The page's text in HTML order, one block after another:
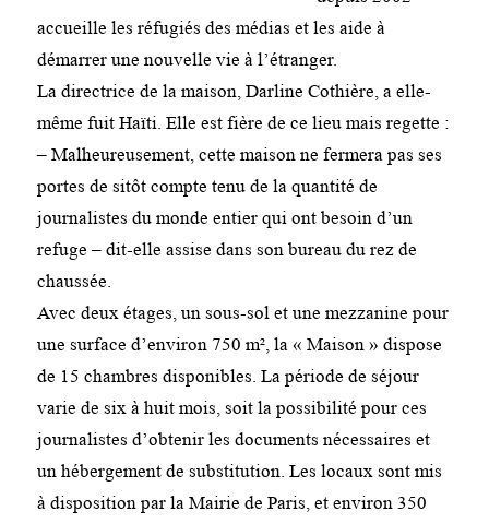
accueille les réfugiés des médias et les aide à
démarrer une nouvelle vie à l’étranger.
La directrice de la maison, Darline Cothière, a elle-
même fuit Haïti. Elle est fière de ce lieu mais regette :
– Malheureusement, cette maison ne fermera pas ses
portes de sitôt compte tenu de la quantité de
journalistes du monde entier qui ont besoin d’un
refuge – dit-elle assise dans son bureau du rez de
chaussée.
Avec deux étages, un sous-sol et une mezzanine pour
une surface d’environ 750 m², la « Maison » dispose
de 15 chambres disponibles. La période de séjour
varie de six à huit mois, soit la possibilité pour ces
journalistes d’obtenir les documents nécessaires et
un hébergement de substitution. Les locaux sont mis
à disposition par la Mairie de Paris, et environ 350